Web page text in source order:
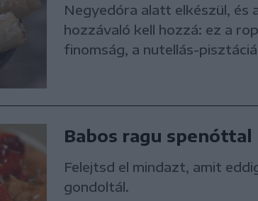
Negyedóra alatt elkészül, és
hozzávaló kell hozzá: ez a
finomság, a nutellás-
Babos ragu spenóttal
Felejtsd el mindazt, amit
gondoltál.